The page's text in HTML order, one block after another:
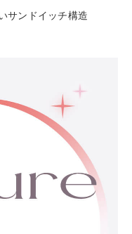
サンドイッチ構造